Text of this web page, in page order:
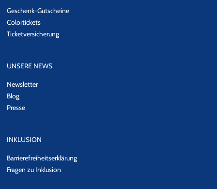
Geschenk-Gutscheine
Colortickets
Ticketversicherung
UNSERE NEWS
Newsletter
Blog
Presse
INKLUSION
Barrierefreiheitserklärung
Fragen zu Inklusion